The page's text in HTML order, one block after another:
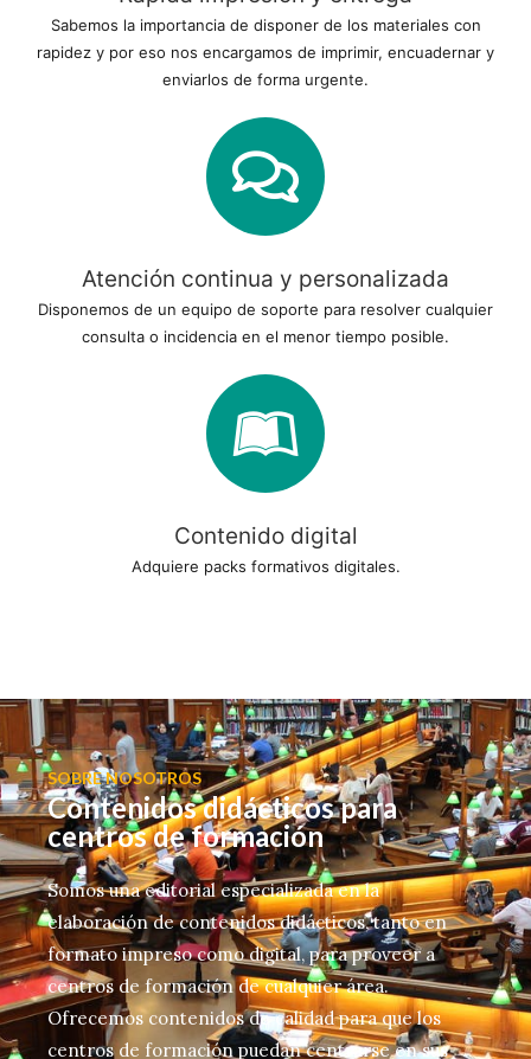
Sabemos la importancia de disponer de los materiales con
rapidez y por eso nos encargamos de imprimir, encuadernar y
enviarlos de forma urgente.
Atención continua y personalizada
Disponemos de un equipo de soporte para resolver cualquier
consulta o incidencia en el menor tiempo posible.
Contenido digital
Adquiere packs formativos digitales.
SOBRE NOSOTROS
Contenidos didácticos para
centros de formación
Somos una editorial especializada en la
elaboración de contenidos didácticos, tanto en
formato impreso como digital, para proveer a
centros de formación de cualquier área.
Ofrecemos contenidos de calidad para que los
centros de formación puedan centrarse en sus